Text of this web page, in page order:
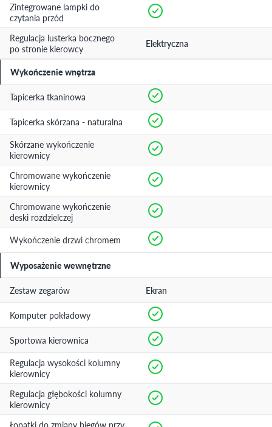
Zintegrowane lampki do
czytania przód
Regulacja lusterka bocznego
po stronie kierowcy
Elektryczna
Wykończenie wnętrza
Tapicerka tkaninowa
Tapicerka skórzana - naturalna
Skórzane wykończenie
kierownicy
Chromowane wykończenie
kierownicy
Chromowane wykończenie
deski rozdzielczej
Wykończenie drzwi chromem
Wyposażenie wewnętrzne
Zestaw zegarów Ekran
Komputer pokładowy
Sportowa kierownica
Regulacja wysokości kolumny
kierownicy
Regulacja głębokości kolumny
kierownicy
Łopatki do zmiany biegów przy